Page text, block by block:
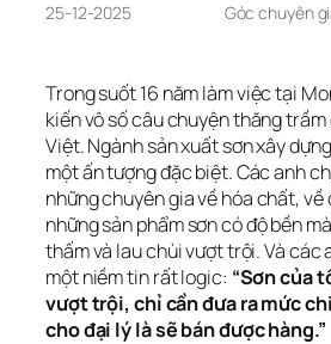
25-12-2025 Góc chuyên
Trong suốt 16 năm làm việc tại
kiến vô số câu chuyện thăng
Việt. Ngành sản xuất sơn xây
một ấn tượng đặc biệt. Các anh
những chuyên gia về hóa chất, về
những sản phẩm sơn có độ bền
thấm và lau chùi vượt trội. Và các
một niềm tin rất logic: “Sơn của
vượt trội, chỉ cần đưa ra mức
cho đại lý là sẽ bán được hàng.”